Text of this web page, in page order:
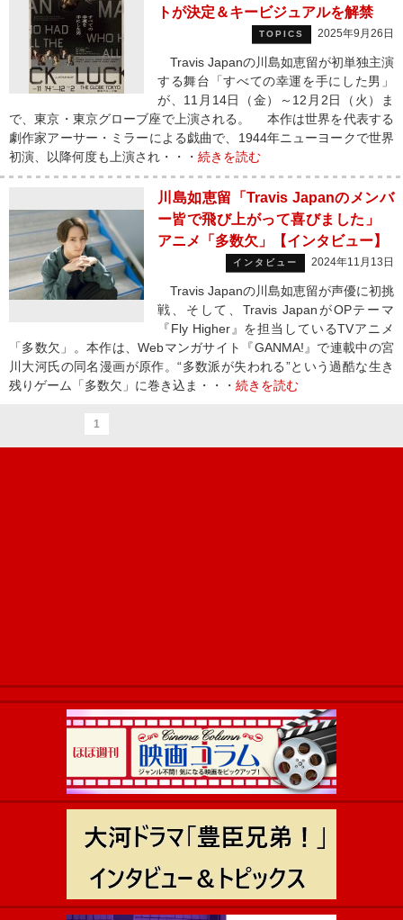
トが決定＆キービジュアルを解禁
TOPICS 2025年9月26日
Travis Japanの川島如恵留が初単独主演
する舞台「すべての幸運を⼿にした男」
が、11⽉14⽇（⾦）～12⽉2⽇（⽕）ま
で、東京・東京グローブ座で上演される。 本作は世界を代表する
劇作家アーサー・ミラーによる戯曲で、1944年ニューヨークで世界
初演、以降何度も上演され・・・ 続きを読む
川島如恵留「Travis Japanのメンバ
ー皆で飛び上がって喜びました」
アニメ「多数欠」【インタビュー】
インタビュー 2024年11月13日
Travis Japanの川島如恵留が声優に初挑
戦、そして、Travis JapanがOPテーマ
『Fly Higher』を担当しているTVアニメ
「多数欠」。本作は、Webマンガサイト『GANMA!』で連載中の宮
川大河氏の同名漫画が原作。“多数派が失われる”という過酷な生き
残りゲーム「多数欠」に巻き込ま・・・ 続きを読む
1